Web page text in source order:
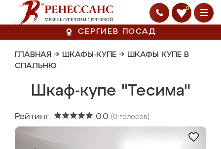
0
СЕРГИЕВ ПОСАД
ГЛАВНАЯ → ШКАФЫ-КУПЕ → ШКАФЫ КУПЕ В
СПАЛЬНЮ
Шкаф-купе "Тесима"
Рейтинг: 0.0 (0 голосов)